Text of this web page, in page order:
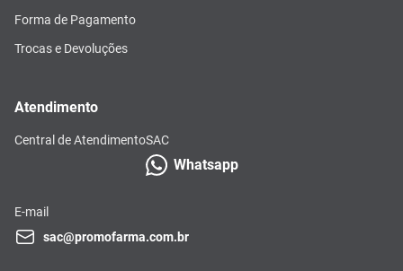
Forma de Pagamento
Trocas e Devoluções
Atendimento
Central de AtendimentoSAC
Whatsapp
E-mail
sac@promofarma.com.br